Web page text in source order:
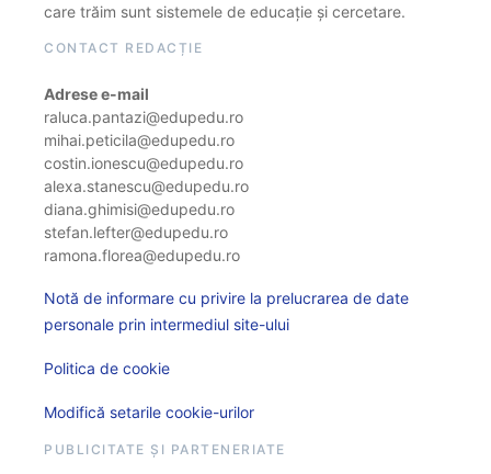
care trăim sunt sistemele de educație și cercetare.
CONTACT REDACȚIE
Adrese e-mail
raluca.pantazi@edupedu.ro
mihai.peticila@edupedu.ro
costin.ionescu@edupedu.ro
alexa.stanescu@edupedu.ro
diana.ghimisi@edupedu.ro
stefan.lefter@edupedu.ro
ramona.florea@edupedu.ro
Notă de informare cu privire la prelucrarea de date
personale prin intermediul site-ului
Politica de cookie
Modifică setarile cookie-urilor
PUBLICITATE ȘI PARTENERIATE